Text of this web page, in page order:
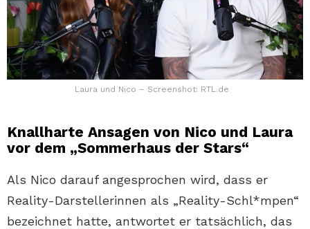
Laura und Nico – Screenshot: RTL.de
Knallharte Ansagen von Nico und Laura
vor dem „Sommerhaus der Stars“
Als Nico darauf angesprochen wird, dass er
Reality-Darstellerinnen als „Reality-Schl*mpen“
bezeichnet hatte, antwortet er tatsächlich, das